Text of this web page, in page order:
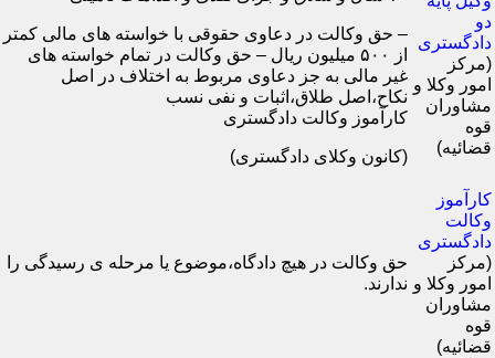
دو
دادگستری
(مرکز
امور وکلا و
مشاوران
قوه
قضائیه)
– حق وکالت در دعاوی حقوقی با خواسته های مالی کمتر
از ۵۰۰ میلیون ریال – حق وکالت در تمام خواسته های
غیر مالی به جز دعاوی مربوط به اختلاف در اصل
نکاح،اصل طلاق،اثبات و نفی نسب
کارآموز وکالت دادگستری
(کانون وکلای دادگستری)
کارآموز
وکالت
دادگستری
(مرکز
امور وکلا و
مشاوران
قوه
قضائیه)
حق وکالت در هیچ دادگاه،موضوع یا مرحله ی رسیدگی را
ندارند.